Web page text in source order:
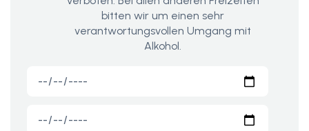
bitten wir um einen sehr
verantwortungsvollen Umgang mit
Alkohol.